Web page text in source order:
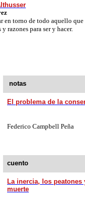
en torno de todo aquello
y razones para ser y hacer.
notas
El problema de la
Federico Campbell Peña
cuento
La inercia, los peatones
muerte